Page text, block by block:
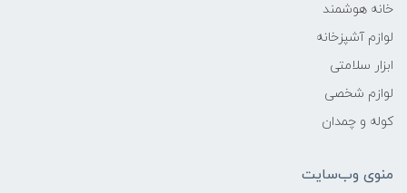
خانه هوشمند
لوازم آشپزخانه
ابزار سلامتی
لوازم شخصی
کوله و چمدان
منوی وب‌سایت